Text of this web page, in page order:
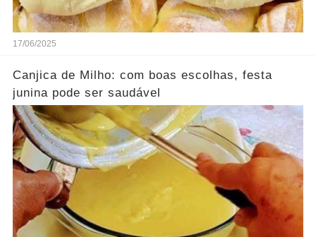
17/06/2025
Canjica de Milho: com boas escolhas, festa
junina pode ser saudável